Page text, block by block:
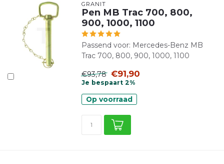
GRANIT
Pen MB Trac 700, 800,
900, 1000, 1100
Passend voor: Mercedes-Benz MB
Trac 700, 800, 900, 1000, 1100
€93,78 €91,90
Je bespaart 2%
Op voorraad